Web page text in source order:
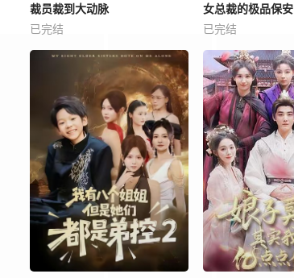
裁员裁到大动脉
已完结
女总裁的极品保安
已完结